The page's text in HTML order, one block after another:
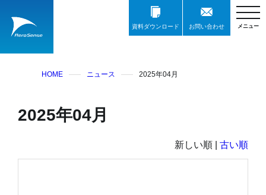
資料ダウンロード お問い合わせ
HOME ニュース 2025年04月
2025年04月
新しい順 |古い順